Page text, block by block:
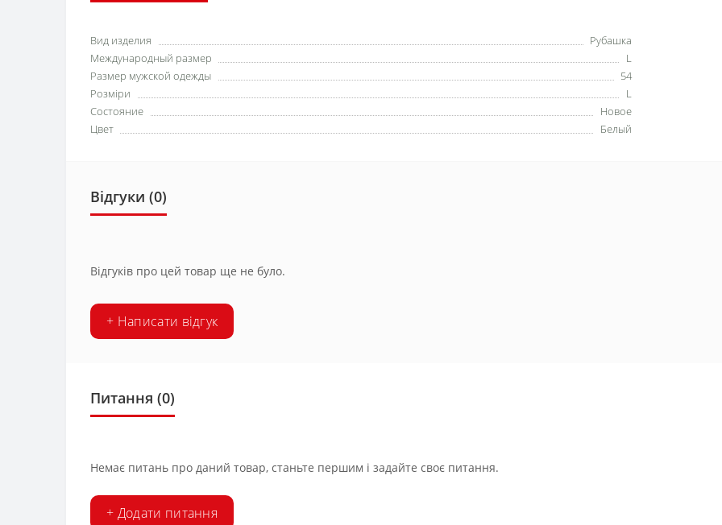
Вид изделия
Рубашка
Международный размер
L
Размер мужской одежды
54
Розміри
L
Состояние
Новое
Цвет
Белый
Відгуки (0)
Відгуків про цей товар ще не було.
+ Написати відгук
Питання (0)
Немає питань про даний товар, станьте першим і задайте своє питання.
+ Додати питання